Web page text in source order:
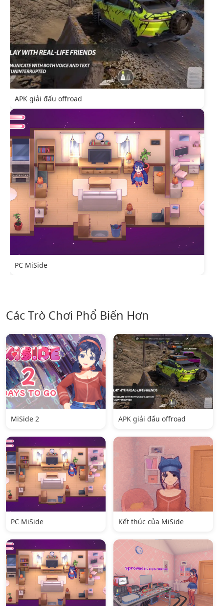
APK giải đấu offroad
PC MiSide
Các Trò Chơi Phổ Biến Hơn
MiSide 2 APK giải đấu offroad
PC MiSide Kết thúc của MiSide